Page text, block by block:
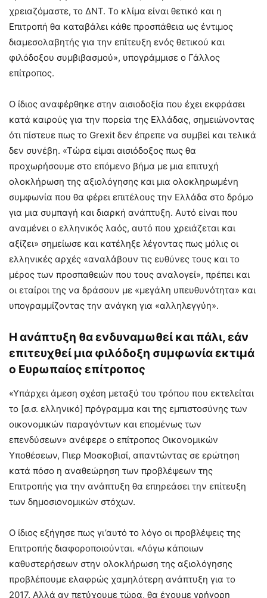
χρειαζόμαστε, το ΔΝΤ. Το κλίμα είναι θετικό και η
Επιτροπή θα καταβάλει κάθε προσπάθεια ως έντιμος
διαμεσολαβητής για την επίτευξη ενός θετικού και
φιλόδοξου συμβιβασμού», υπογράμμισε ο Γάλλος
επίτροπος.
Ο ίδιος αναφέρθηκε στην αισιοδοξία που έχει εκφράσει
κατά καιρούς για την πορεία της Ελλάδας, σημειώνοντας
ότι πίστευε πως το Grexit δεν έπρεπε να συμβεί και τελικά
δεν συνέβη. «Τώρα είμαι αισιόδοξος πως θα
προχωρήσουμε στο επόμενο βήμα με μια επιτυχή
ολοκλήρωση της αξιολόγησης και μια ολοκληρωμένη
συμφωνία που θα φέρει επιτέλους την Ελλάδα στο δρόμο
για μια συμπαγή και διαρκή ανάπτυξη. Αυτό είναι που
αναμένει ο ελληνικός λαός, αυτό που χρειάζεται και
αξίζει» σημείωσε και κατέληξε λέγοντας πως μόλις οι
ελληνικές αρχές «αναλάβουν τις ευθύνες τους και το
μέρος των προσπαθειών που τους αναλογεί», πρέπει και
οι εταίροι της να δράσουν με «μεγάλη υπευθυνότητα» και
υπογραμμίζοντας την ανάγκη για «αλληλεγγύη».
Η ανάπτυξη θα ενδυναμωθεί και πάλι, εάν
επιτευχθεί μια φιλόδοξη συμφωνία εκτιμά
ο Ευρωπαίος επίτροπος
«Υπάρχει άμεση σχέση μεταξύ του τρόπου που εκτελείται
το [σ.σ. ελληνικό] πρόγραμμα και της εμπιστοσύνης των
οικονομικών παραγόντων και επομένως των
επενδύσεων» ανέφερε ο επίτροπος Οικονομικών
Υποθέσεων, Πιερ Μοσκοβισί, απαντώντας σε ερώτηση
κατά πόσο η αναθεώρηση των προβλέψεων της
Επιτροπής για την ανάπτυξη θα επηρεάσει την επίτευξη
των δημοσιονομικών στόχων.
Ο ίδιος εξήγησε πως γι’αυτό το λόγο οι προβλέψεις της
Επιτροπής διαφοροποιούνται. «Λόγω κάποιων
καθυστερήσεων στην ολοκλήρωση της αξιολόγησης
προβλέπουμε ελαφρώς χαμηλότερη ανάπτυξη για το
2017. Αλλά αν πετύχουμε τώρα, θα έχουμε γρήγορη